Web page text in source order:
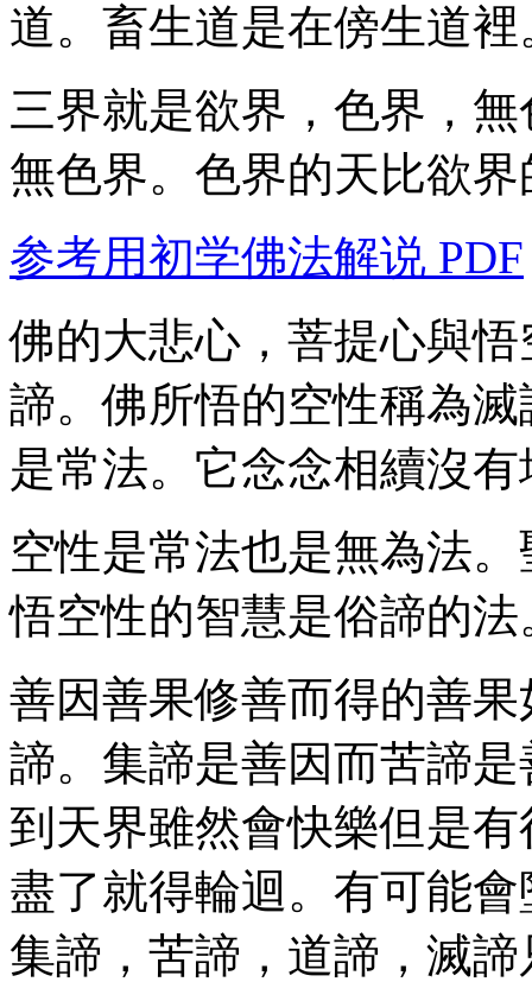
道。畜生道是在傍生道裡
三界就是欲界，色界，
無色界。色界的天比欲
参考用初学佛法解说 PDF
佛的大悲心，菩提心與
諦。佛所悟的空性稱為
是常法。它念念相續沒
空性是常法也是無為法
悟空性的智慧是俗諦的
善因善果修善而得的善
諦。集諦是善因而苦諦
到天界雖然會快樂但是
盡了就得輪迴。有可能
集諦，苦諦，道諦，滅